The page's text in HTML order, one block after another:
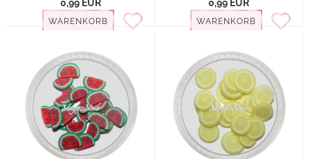
0,99 EUR
WARENKORB
0,99 EUR
WARENKORB